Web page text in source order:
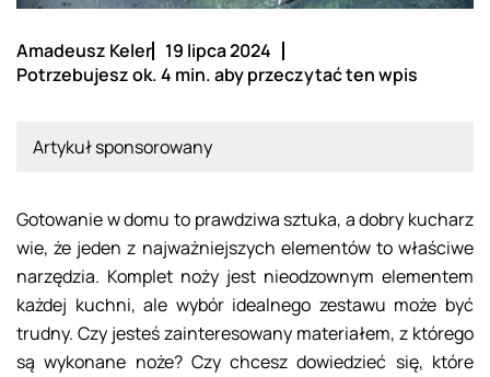
Amadeusz Keler 19 lipca 2024
Potrzebujesz ok. 4 min. aby przeczytać ten wpis
Artykuł sponsorowany
Gotowanie w domu to prawdziwa sztuka, a dobry kucharz
wie, że jeden z najważniejszych elementów to właściwe
narzędzia. Komplet noży jest nieodzownym elementem
każdej kuchni, ale wybór idealnego zestawu może być
trudny. Czy jesteś zainteresowany materiałem, z którego
są wykonane noże? Czy chcesz dowiedzieć się, które